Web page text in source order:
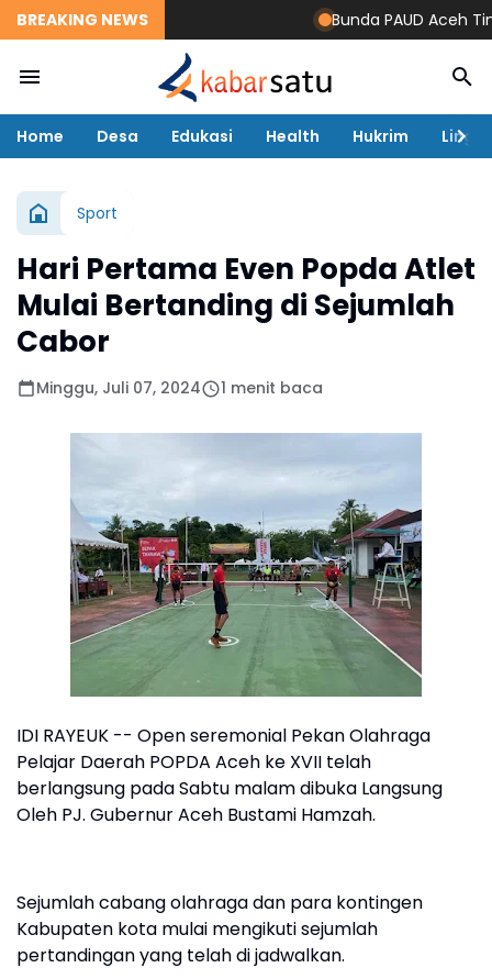
BREAKING NEWS Bunda PAUD Aceh
Home Desa Edukasi Health Hukrim
Sport
Hari Pertama Even Popda Atlet
Mulai Bertanding di Sejumlah
Cabor
Minggu, Juli 07, 2024 1 menit baca
IDI RAYEUK -- Open seremonial Pekan Olahraga
Pelajar Daerah POPDA Aceh ke XVII telah
berlangsung pada Sabtu malam dibuka Langsung
Oleh PJ. Gubernur Aceh Bustami Hamzah.
Sejumlah cabang olahraga dan para kontingen
Kabupaten kota mulai mengikuti sejumlah
pertandingan yang telah di jadwalkan.